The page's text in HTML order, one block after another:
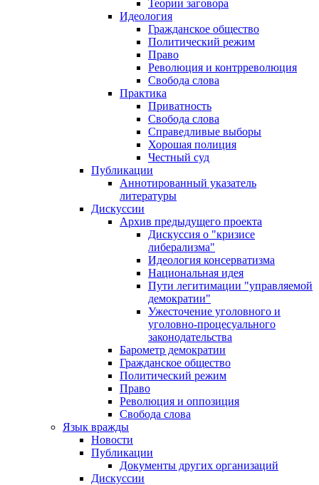
Теории заговора
Идеология
Гражданское общество
Политический режим
Право
Революция и контрреволюция
Свобода слова
Практика
Приватность
Свобода слова
Справедливые выборы
Хорошая полиция
Честный суд
Публикации
Аннотированный указатель
литературы
Дискуссии
Архив предыдущего проекта
Дискуссия о "кризисе
либерализма"
Идеология консерватизма
Национальная идея
Пути легитимации "управляемой
демократии"
Ужесточение уголовного и
уголовно-процесуального
законодательства
Барометр демократии
Гражданское общество
Политический режим
Право
Революция и оппозиция
Свобода слова
Язык вражды
Новости
Публикации
Документы других организаций
Дискуссии